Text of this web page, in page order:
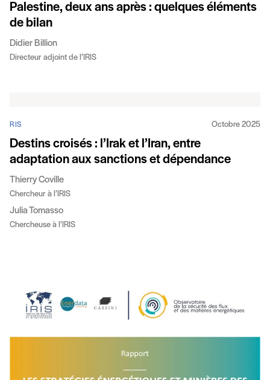
Palestine, deux ans après : quelques éléments
de bilan
Didier Billion
Directeur adjoint de l’IRIS
RIS Octobre 2025
Destins croisés : l’Irak et l’Iran, entre
adaptation aux sanctions et dépendance
Thierry Coville
Chercheur à l’IRIS
Julia Tomasso
Chercheuse à l’IRIS